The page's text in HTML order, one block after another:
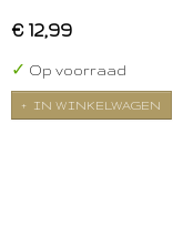
€ 12,99
✓ Op voorraad
IN WINKELWAGEN